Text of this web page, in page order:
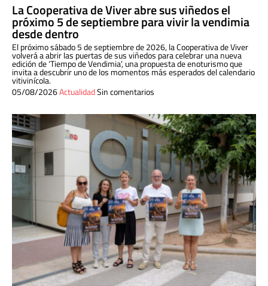
La Cooperativa de Viver abre sus viñedos el
próximo 5 de septiembre para vivir la vendimia
desde dentro
El próximo sábado 5 de septiembre de 2026, la Cooperativa de Viver
volverá a abrir las puertas de sus viñedos para celebrar una nueva
edición de ‘Tiempo de Vendimia’, una propuesta de enoturismo que
invita a descubrir uno de los momentos más esperados del calendario
vitivinícola.
05/08/2026ActualidadSin comentarios